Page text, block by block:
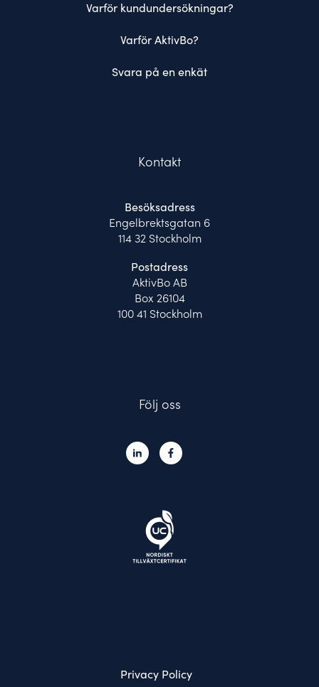
Varför kundundersökningar?
Varför AktivBo?
Svara på en enkät
Kontakt
Besöksadress
Engelbrektsgatan 6
114 32 Stockholm
Postadress
AktivBo AB
Box 26104
100 41 Stockholm
Följ oss
Privacy Policy